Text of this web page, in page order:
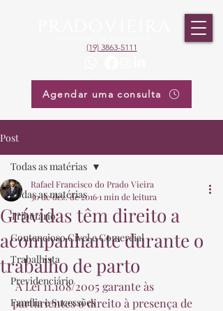
(19) 3863-5111
Agendar uma consulta
Post
Todas as matérias
Tributário
Contencioso Cível e Comercial
Trabalhista
Previdenciário
Família e Sucessões
Todas as matérias
Grávidas têm direito a
acompanhante durante o
trabalho de parto
Rafael Francisco do Prado Vieira
30 de dez. de 20161 min de leitura
A Lei 11.108/2005 garante às
parturientes o direito à presença de